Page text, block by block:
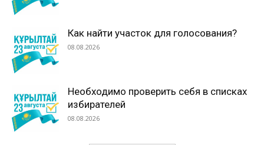
Как найти участок для голосования?
08.08.2026
Необходимо проверить себя в списках
избирателей
08.08.2026